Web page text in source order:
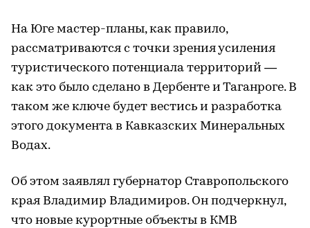
На Юге мастер-планы, как правило,
рассматриваются с точки зрения усиления
туристического потенциала территорий —
как это было сделано в Дербенте и Таганроге. В
таком же ключе будет вестись и разработка
этого документа в Кавказских Минеральных
Водах.
Об этом заявлял губернатор Ставропольского
края Владимир Владимиров. Он подчеркнул,
что новые курортные объекты в КМВ